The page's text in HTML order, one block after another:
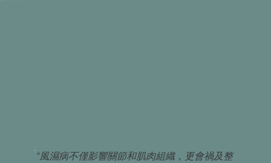
"風濕病不僅影響關節和肌肉組織，更會禍及整